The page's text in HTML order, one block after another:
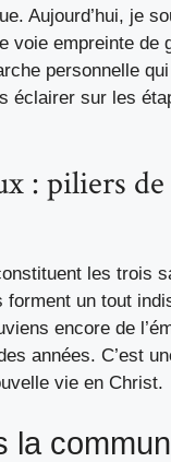
Aujourd’hui, je
voie empreinte de
personnelle
sur les
: piliers
les trois
un tout
encore de
années. C’est
vie en Christ.
la